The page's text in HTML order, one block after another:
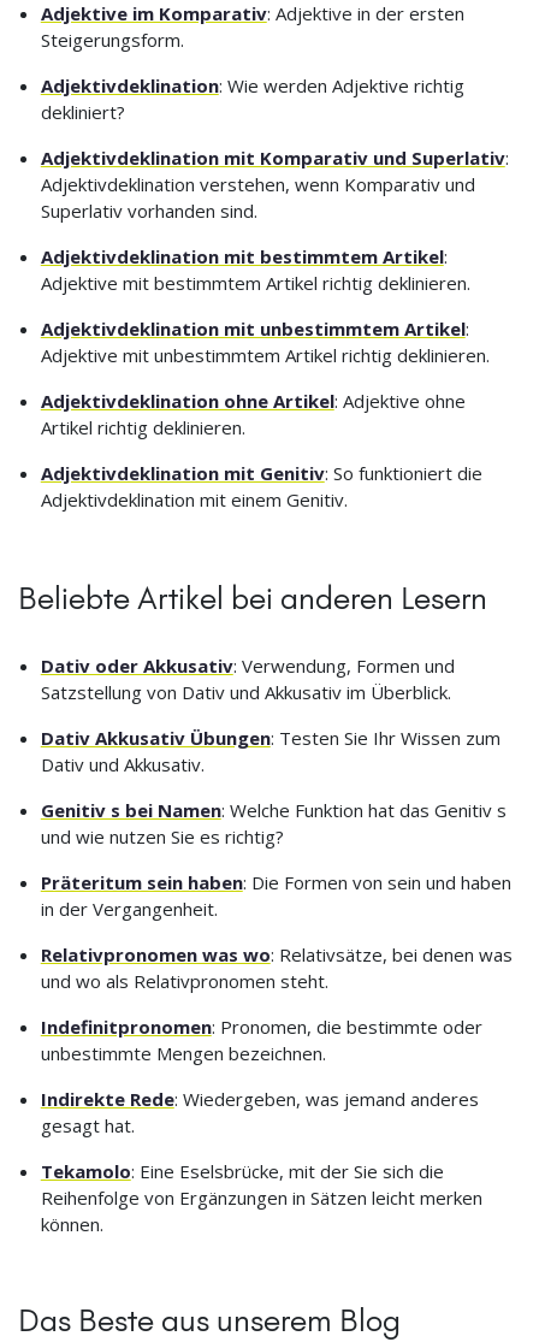
Adjektive im Komparativ: Adjektive in der ersten
Steigerungsform.
Adjektivdeklination: Wie werden Adjektive richtig
dekliniert?
Adjektivdeklination mit Komparativ und Superlativ:
Adjektivdeklination verstehen, wenn Komparativ und
Superlativ vorhanden sind.
Adjektivdeklination mit bestimmtem Artikel:
Adjektive mit bestimmtem Artikel richtig deklinieren.
Adjektivdeklination mit unbestimmtem Artikel:
Adjektive mit unbestimmtem Artikel richtig deklinieren.
Adjektivdeklination ohne Artikel: Adjektive ohne
Artikel richtig deklinieren.
Adjektivdeklination mit Genitiv: So funktioniert die
Adjektivdeklination mit einem Genitiv.
Beliebte Artikel bei anderen Lesern
Dativ oder Akkusativ: Verwendung, Formen und
Satzstellung von Dativ und Akkusativ im Überblick.
Dativ Akkusativ Übungen: Testen Sie Ihr Wissen zum
Dativ und Akkusativ.
Genitiv s bei Namen: Welche Funktion hat das Genitiv s
und wie nutzen Sie es richtig?
Präteritum sein haben: Die Formen von sein und haben
in der Vergangenheit.
Relativpronomen was wo: Relativsätze, bei denen was
und wo als Relativpronomen steht.
Indefinitpronomen: Pronomen, die bestimmte oder
unbestimmte Mengen bezeichnen.
Indirekte Rede: Wiedergeben, was jemand anderes
gesagt hat.
Tekamolo: Eine Eselsbrücke, mit der Sie sich die
Reihenfolge von Ergänzungen in Sätzen leicht merken
können.
Das Beste aus unserem Blog